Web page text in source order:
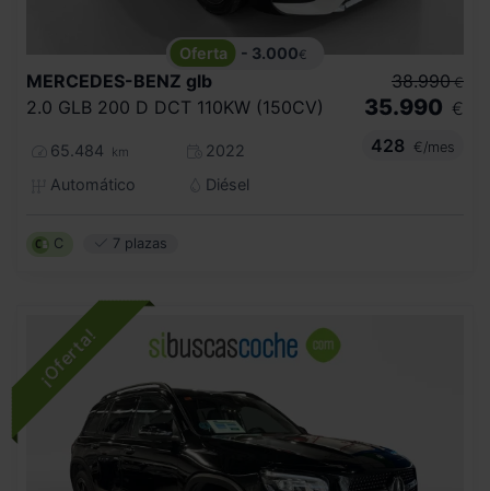
- 3.000€
MERCEDES-BENZ glb
2.0 GLB 200 D DCT 110KW (150CV)
65.484 km
2022
Automático
Diésel
38.990 €
35.990 €
428
€/mes
C 7 plazas